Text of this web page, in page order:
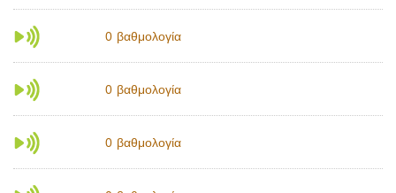
0 βαθμολογία
0 βαθμολογία
0 βαθμολογία